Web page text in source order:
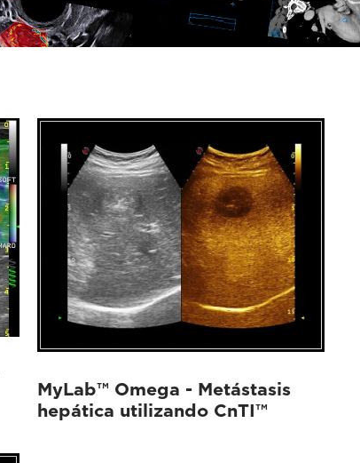
MyLab™ Omega - Metástasis
hepática utilizando CnTI™